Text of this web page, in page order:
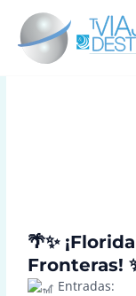
contenido
🌴✨
Fronteras!
Entradas: